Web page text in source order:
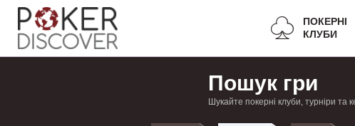
ПОКЕРНІ
КЛУБИ
Пошук гри
Шукайте покерні клуби, турніри та